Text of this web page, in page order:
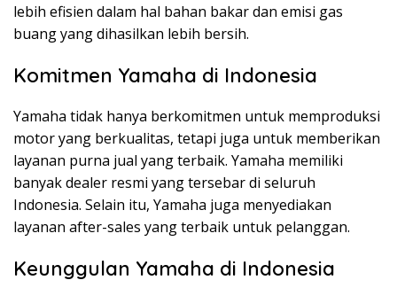
lebih efisien dalam hal bahan bakar dan emisi gas
buang yang dihasilkan lebih bersih.
Komitmen Yamaha di Indonesia
Yamaha tidak hanya berkomitmen untuk memproduksi
motor yang berkualitas, tetapi juga untuk memberikan
layanan purna jual yang terbaik. Yamaha memiliki
banyak dealer resmi yang tersebar di seluruh
Indonesia. Selain itu, Yamaha juga menyediakan
layanan after-sales yang terbaik untuk pelanggan.
Keunggulan Yamaha di Indonesia